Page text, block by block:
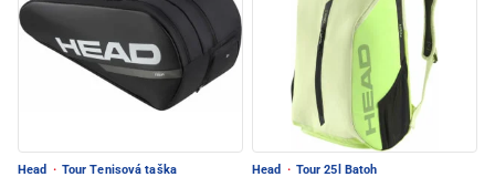
Head · Tour Tenisová taška Head · Tour 25l Batoh